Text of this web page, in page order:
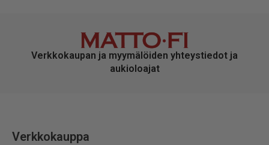
Verkkokaupan ja myymälöiden yhteystiedot ja
aukioloajat
Verkkokauppa